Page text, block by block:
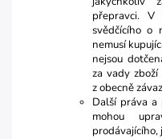
přepravci. V
svědčícího o
nemusí
nejsou
za vady
z obecně
Další práva a
mohou